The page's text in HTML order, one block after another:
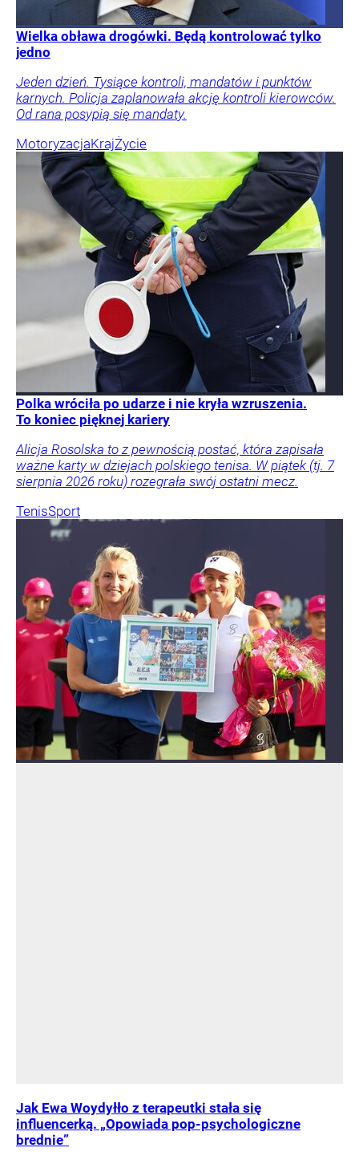
Wielka obława drogówki. Będą kontrolować tylko
jedno
Jeden dzień. Tysiące kontroli, mandatów i punktów
karnych. Policja zaplanowała akcję kontroli kierowców.
Od rana posypią się mandaty.
MotoryzacjaKrajŻycie
Polka wróciła po udarze i nie kryła wzruszenia.
To koniec pięknej kariery
Alicja Rosolska to z pewnością postać, która zapisała
ważne karty w dziejach polskiego tenisa. W piątek (tj. 7
sierpnia 2026 roku) rozegrała swój ostatni mecz.
TenisSport
Jak Ewa Woydyłło z terapeutki stała się
influencerką. „Opowiada pop-psychologiczne
brednie”